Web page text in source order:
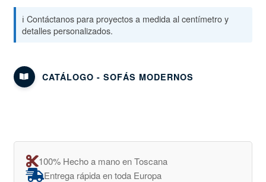
ℹ️ Contáctanos para proyectos a medida al centímetro y
detalles personalizados.
CATÁLOGO - SOFÁS MODERNOS
100% Hecho a mano en Toscana
Entrega rápida en toda Europa